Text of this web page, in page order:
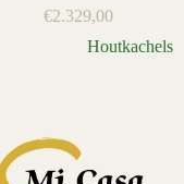
€2.329,00
Houtkachels